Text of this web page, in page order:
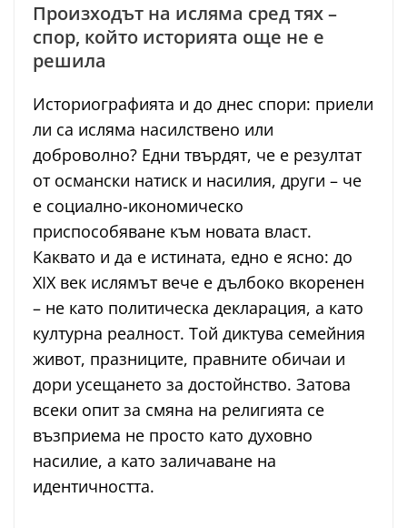
Произходът на исляма сред тях –
спор, който историята още не е
решила
Историографията и до днес спори: приели
ли са исляма насилствено или
доброволно? Едни твърдят, че е резултат
от османски натиск и насилия, други – че
е социално-икономическо
приспособяване към новата власт.
Каквато и да е истината, едно е ясно: до
XIX век ислямът вече е дълбоко вкоренен
– не като политическа декларация, а като
културна реалност. Той диктува семейния
живот, празниците, правните обичаи и
дори усещането за достойнство. Затова
всеки опит за смяна на религията се
възприема не просто като духовно
насилие, а като заличаване на
идентичността.